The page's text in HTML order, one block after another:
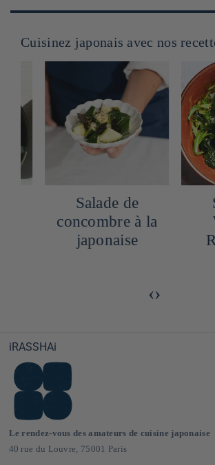
Cuisinez japonais avec nos
Salade de
concombre à la
japonaise
‹›
iRASSHAi
Le rendez-vous des amateurs de cuisine japonaise
40 rue du Louvre, 75001 Paris